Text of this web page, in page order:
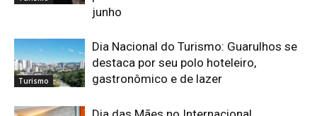
junho
Turismo
Dia Nacional do Turismo: Guarulhos se
destaca por seu polo hoteleiro,
gastronômico e de lazer